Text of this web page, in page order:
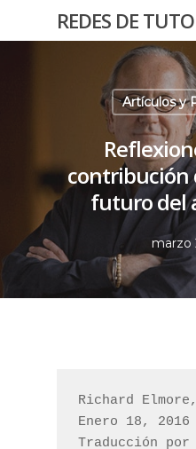
Hit enter to
REDES DE
Artículos y
contribución
futuro del
marzo
Richard Elmore,
Enero 18, 2016
Traducción por